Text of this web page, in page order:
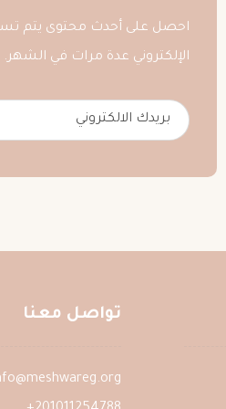
احصل على أحدث محتوى يتم
الإلكتروني عدة مرات في الشهر.
تواصل معنا